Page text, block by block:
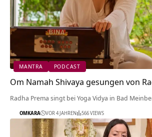
MANTRA PODCAST
Om Namah Shivaya gesungen von
Radha Prema singt bei Yoga Vidya in Bad
OMKARA VOR 4 JAHREN 566 VIEWS